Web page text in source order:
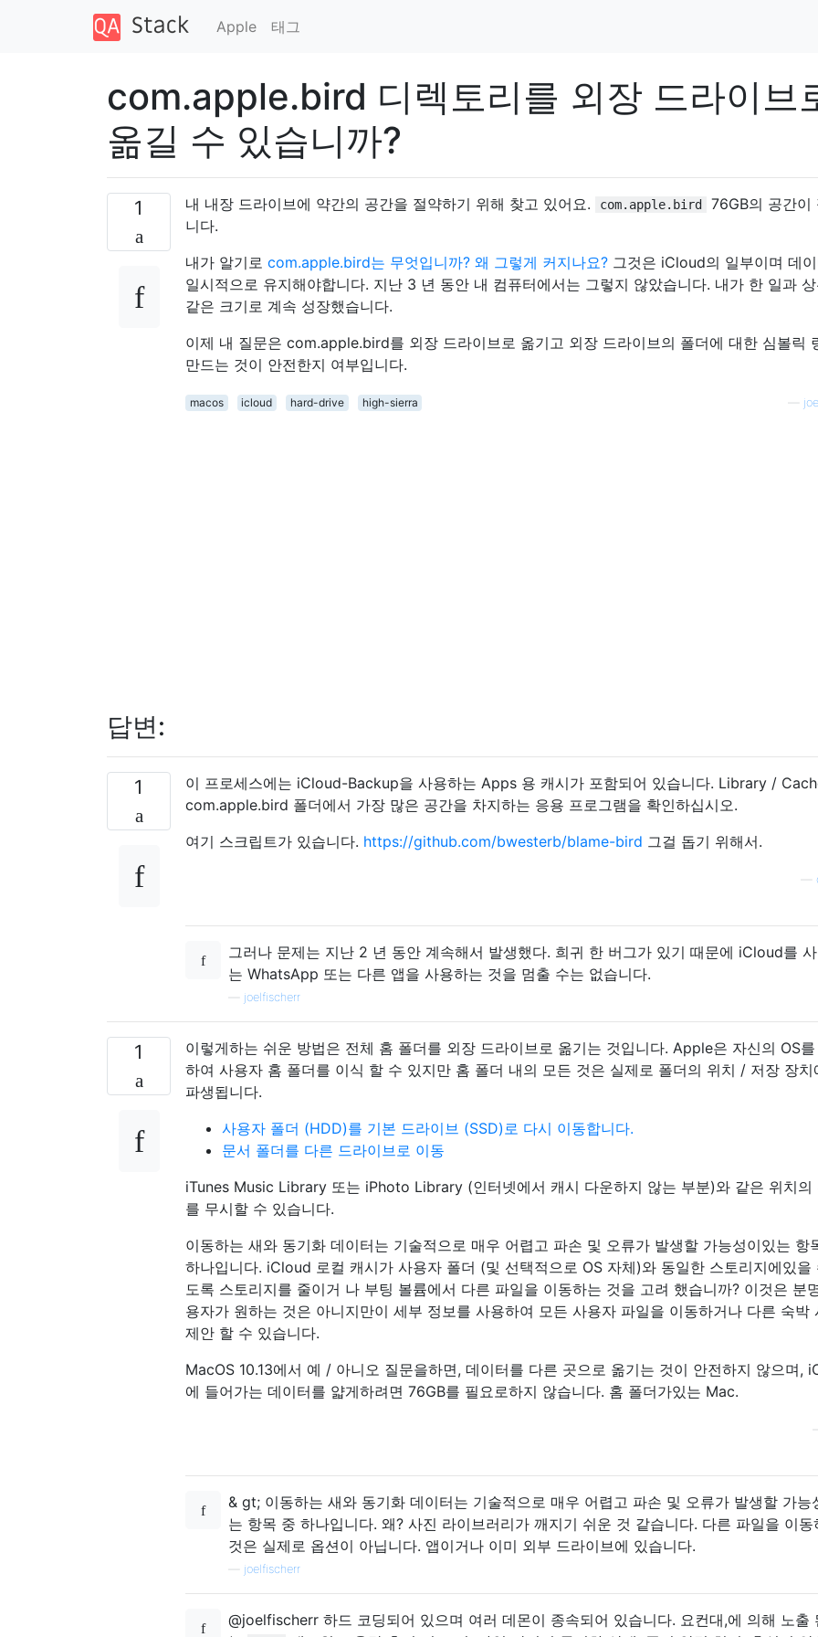
Apple 태그
com.apple.bird 디렉토리를 외장 드라이브
옮길 수 있습니까?
1 내 내장 드라이브에 약간의 공간을 절약하기 위해 찾고 있어요. com.apple.bird
76GB의 공간이
니다.
내가 알기로 com.apple.bird는 무엇입니까? 왜 그렇게 커지나요? 그것은 iCloud의 일부이며 데
일시적으로 유지해야합니다. 지난 3 년 동안 내 컴퓨터에서는 그렇지 않았습니다. 내가 한 일과 상
같은 크기로 계속 성장했습니다.
이제 내 질문은 com.apple.bird를 외장 드라이브로 옮기고 외장 드라이브의 폴더에 대한 심볼릭
만드는 것이 안전한지 여부입니다.
macos icloud hard-drive high-sierra
답변:
1
이 프로세스에는 iCloud-Backup을 사용하는 Apps 용 캐시가 포함되어 있습니다. Library /
com.apple.bird 폴더에서 가장 많은 공간을 차지하는 응용 프로그램을 확인하십시오.
여기 스크립트가 있습니다. https://github.com/bwesterb/blame-bird 그걸 돕기 위해서.
그러나 문제는 지난 2 년 동안 계속해서 발생했다. 희귀 한 버그가 있기 때문에 iCloud를
는 WhatsApp 또는 다른 앱을 사용하는 것을 멈출 수는 없습니다.
joelfischerr
1
이렇게하는 쉬운 방법은 전체 홈 폴더를 외장 드라이브로 옮기는 것입니다. Apple은 자신의 OS를
하여 사용자 홈 폴더를 이식 할 수 있지만 홈 폴더 내의 모든 것은 실제로 폴더의 위치 / 저장 장치
파생됩니다.
사용자 폴더 (HDD)를 기본 드라이브 (SSD)로 다시 이동합니다.
문서 폴더를 다른 드라이브로 이동
iTunes Music Library 또는 iPhoto Library (인터넷에서 캐시 다운하지 않는 부분)와 같은 위치의
를 ​​무시할 수 있습니다.
이동하는 새와 동기화 데이터는 기술적으로 매우 어렵고 파손 및 오류가 발생할 가능성이있는 항
하나입니다. iCloud 로컬 캐시가 사용자 폴더 (및 선택적으로 OS 자체)와 동일한 스토리지에있을
도록 스토리지를 줄이거 나 부팅 볼륨에서 다른 파일을 이동하는 것을 고려 했습니까? 이것은 분
용자가 원하는 것은 아니지만이 세부 정보를 사용하여 모든 사용자 파일을 이동하거나 다른 숙박
제안 할 수 있습니다.
MacOS 10.13에서 예 / 아니오 질문을하면, 데이터를 다른 곳으로 옮기는 것이 안전하지 않으며,
에 들어가는 데이터를 얇게하려면 76GB를 필요로하지 않습니다. 홈 폴더가있는 Mac.
& gt; 이동하는 새와 동기화 데이터는 기술적으로 매우 어렵고 파손 및 오류가 발생할 가능
는 항목 중 하나입니다. 왜? 사진 라이브러리가 깨지기 쉬운 것 같습니다. 다른 파일을 이동
것은 실제로 옵션이 아닙니다. 앱이거나 이미 외부 드라이브에 있습니다.
joelfischerr
@joelfischerr 하드 코딩되어 있으며 여러 데몬이 종속되어 있습니다. 요컨대,에 의해 노출